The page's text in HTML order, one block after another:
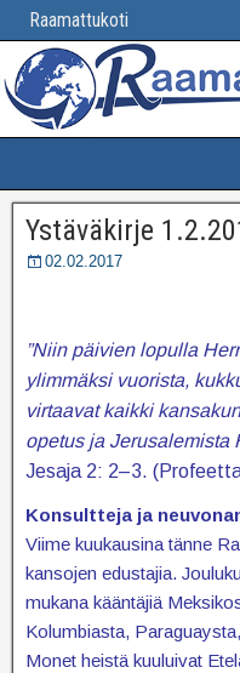
Raamattukoti
Ystäväkirje
02.02.2017
”Niin päivien lopulla
ylimmäksi vuorista,
virtaavat kaikki
opetus ja Jerusalemista
Jesaja 2: 2–3.
Konsultteja ja
Viime kuukausina tänne
kansojen edustajia.
mukana kääntäjiä
Kolumbiasta,
Monet heistä kuuluivat